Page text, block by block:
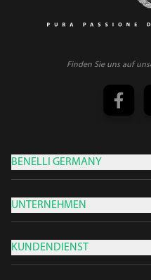
Finden Sie uns auf
BENELLI GERMANY
UNTERNEHMEN
KUNDENDIENST